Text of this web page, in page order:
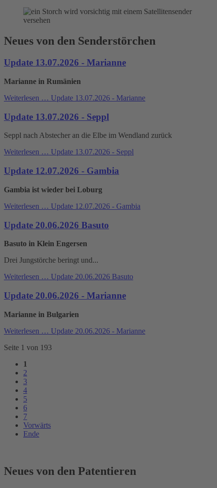
Neues von den Senderstörchen
Update 13.07.2026 - Marianne
Marianne in Rumänien
Weiterlesen … Update 13.07.2026 - Marianne
Update 13.07.2026 - Seppl
Seppl nach Abstecher an die Elbe im Wendland zurück
Weiterlesen … Update 13.07.2026 - Seppl
Update 12.07.2026 - Gambia
Gambia ist wieder bei Loburg
Weiterlesen … Update 12.07.2026 - Gambia
Update 20.06.2026 Basuto
Basuto in Klein Engersen
Drei Jungstörche beringt und...
Weiterlesen … Update 20.06.2026 Basuto
Update 20.06.2026 - Marianne
Marianne in Bulgarien
Weiterlesen … Update 20.06.2026 - Marianne
Seite 1 von 193
1
2
3
4
5
6
7
Vorwärts
Ende
Neues von den Patentieren